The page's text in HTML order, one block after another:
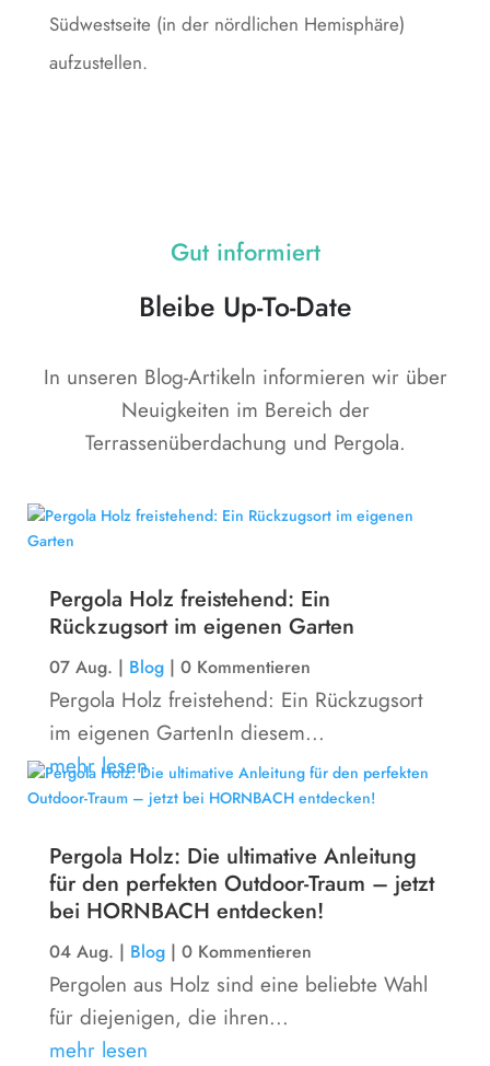
Südwestseite (in der nördlichen Hemisphäre)
aufzustellen.
Gut informiert
Bleibe Up-To-Date
In unseren Blog-Artikeln informieren wir über
Neuigkeiten im Bereich der
Terrassenüberdachung und Pergola.
Pergola Holz freistehend: Ein
Rückzugsort im eigenen Garten
07 Aug. | Blog| 0 Kommentieren
Pergola Holz freistehend: Ein Rückzugsort
im eigenen GartenIn diesem...
mehr lesen
Pergola Holz: Die ultimative Anleitung
für den perfekten Outdoor-Traum – jetzt
bei HORNBACH entdecken!
04 Aug. | Blog| 0 Kommentieren
Pergolen aus Holz sind eine beliebte Wahl
für diejenigen, die ihren...
mehr lesen